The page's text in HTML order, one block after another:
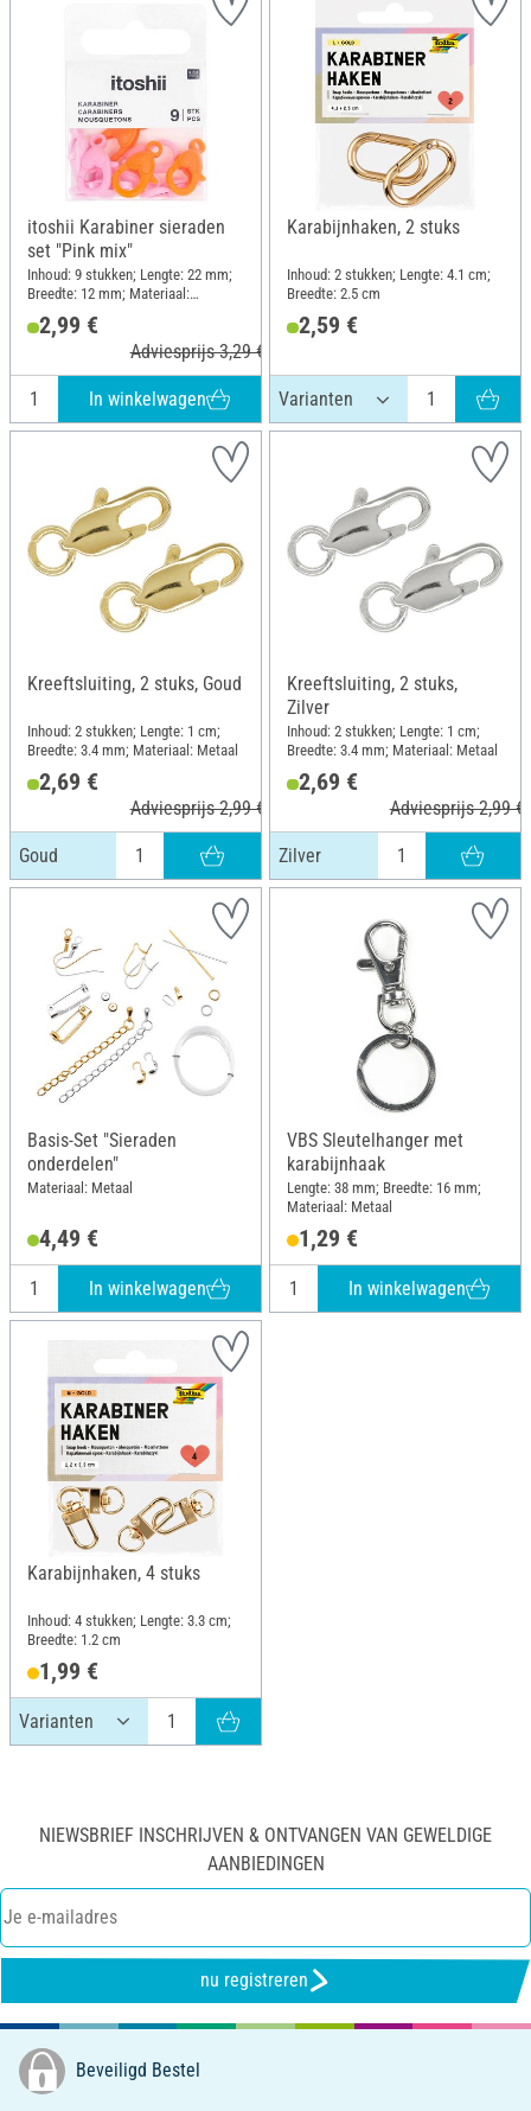
itoshii Karabiner sieraden
set "Pink mix"
Inhoud: 9 stukken; Lengte: 22 mm;
Breedte: 12 mm; Materiaal:
2,99 €
Adviesprijs 3,29 €
In winkelwagen
Karabijnhaken, 2 stuks
Inhoud: 2 stukken; Lengte: 4.1 cm;
Breedte: 2.5 cm
2,59 €
Kreeftsluiting, 2 stuks, Goud
Inhoud: 2 stukken; Lengte: 1 cm;
Breedte: 3.4 mm; Materiaal: Metaal
2,69 €
Adviesprijs 2,99 €
Goud
Kreeftsluiting, 2 stuks,
Zilver
Inhoud: 2 stukken; Lengte: 1 cm;
Breedte: 3.4 mm; Materiaal: Metaal
2,69 €
Adviesprijs 2,99 €
Zilver
Basis-Set "Sieraden
onderdelen"
Materiaal: Metaal
4,49 €
In winkelwagen
VBS Sleutelhanger met
karabijnhaak
Lengte: 38 mm; Breedte: 16 mm;
Materiaal: Metaal
1,29 €
In winkelwagen
Karabijnhaken, 4 stuks
Inhoud: 4 stukken; Lengte: 3.3 cm;
Breedte: 1.2 cm
1,99 €
NIEWSBRIEF INSCHRIJVEN & ONTVANGEN VAN GEWELDIGE
AANBIEDINGEN
nu registreren
Beveiligd Bestel